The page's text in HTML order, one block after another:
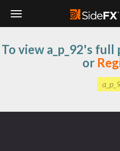
Navigation
To view a_p_92's
or